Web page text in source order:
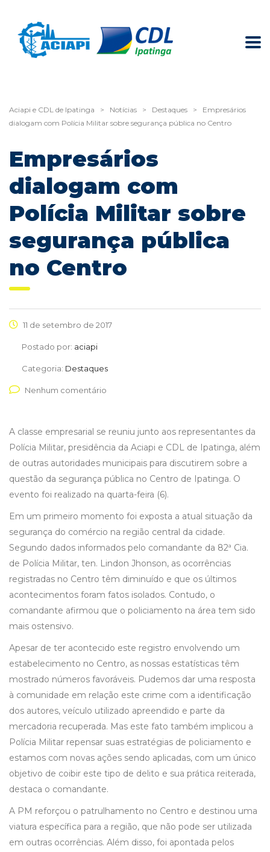
Aciapi e CDL de Ipatinga > Notícias > Destaques >
Empresários
dialogam com Polícia Militar sobre segurança pública no Centro
Empresários
dialogam com
Polícia Militar sobre
segurança pública
no Centro
11 de setembro de 2017
Postado por: aciapi
Categoria: Destaques
Nenhum comentário
A classe empresarial se reuniu junto aos representantes da
Polícia Militar, presidência da Aciapi e CDL de Ipatinga, além
de outras autoridades municipais para discutirem sobre a
questão da segurança pública no Centro de Ipatinga. O
evento foi realizado na quarta-feira (6).
Em um primeiro momento foi exposta a atual situação da
segurança do comércio na região central da cidade.
Segundo dados informados pelo comandante da 82ª Cia.
de Polícia Militar, ten. Lindon Jhonson, as ocorrências
registradas no Centro têm diminuído e que os últimos
acontecimentos foram fatos isolados. Contudo, o
comandante afirmou que o policiamento na área tem sido
mais ostensivo.
Apesar de ter acontecido este registro envolvendo um
estabelecimento no Centro, as nossas estatísticas têm
mostrado números favoráveis. Pudemos dar uma resposta
à comunidade em relação este crime com a identificação
dos autores, veículo utilizado apreendido e parte da
mercadoria recuperada. Mas este fato também implicou a
Polícia Militar repensar suas estratégias de policiamento e
estamos com novas ações sendo aplicadas, com um único
objetivo de coibir este tipo de delito e sua prática reiterada,
destaca o comandante.
A PM reforçou o patrulhamento no Centro e destinou uma
viatura específica para a região, que não pode ser utilizada
em outras ocorrências. Além disso, foi apontada pelos